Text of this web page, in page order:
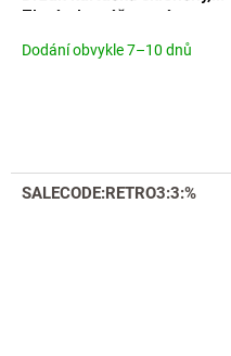
Zlatá - kartáčovaná
Dodání obvykle 7–10 dnů
SALECODE:RETRO3:3:%